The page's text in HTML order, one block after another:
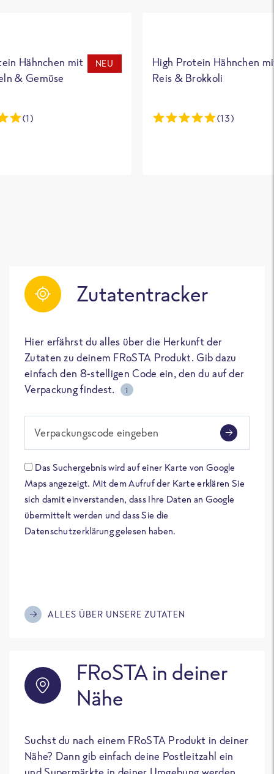
Hähnchen mit
& Gemüse
NEU
(1)
High Protein Hähnchen
Reis & Brokkoli
(13)
Zutatentracker
Hier erfährst du alles über die Herkunft der
Zutaten zu deinem FRoSTA Produkt. Gib dazu
einfach den 8-stelligen Code ein, den du auf der
Verpackung findest.
i
Verpackungscode eingeben
Das Suchergebnis wird auf einer Karte von Google
Maps angezeigt. Mit dem Aufruf der Karte erklären Sie
sich damit einverstanden, dass Ihre Daten an Google
übermittelt werden und dass Sie die
Datenschutzerklärung gelesen haben.
ALLES ÜBER UNSERE ZUTATEN
FRoSTA in deiner
Nähe
Suchst du nach einem FRoSTA Produkt in deiner
Nähe? Dann gib einfach deine Postleitzahl ein